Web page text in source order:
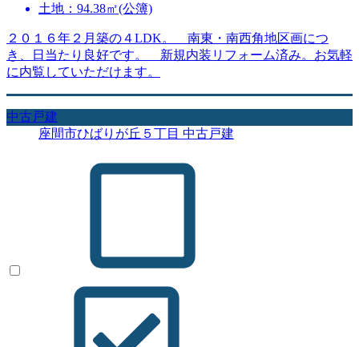
土地：94.38㎡(公簿)
２０１６年２月築の４LDK。 南東・南西角地区画につ
き、日当たり良好です。 新規内装リフォーム済み。お気軽
に内覧していただけます。
中古戸建
座間市ひばりが丘５丁目 中古戸建